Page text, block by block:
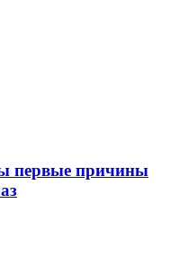
первые причины